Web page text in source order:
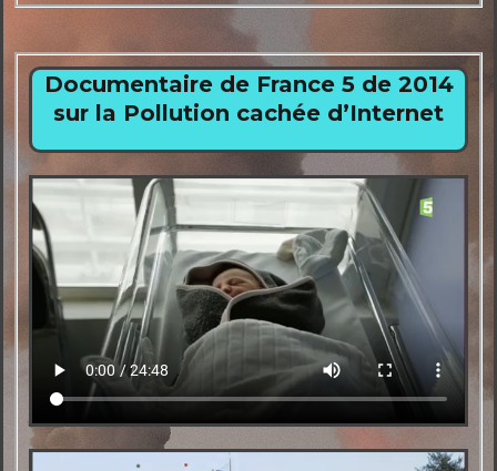
Documentaire de France 5 de 2014
sur la Pollution cachée d’Internet